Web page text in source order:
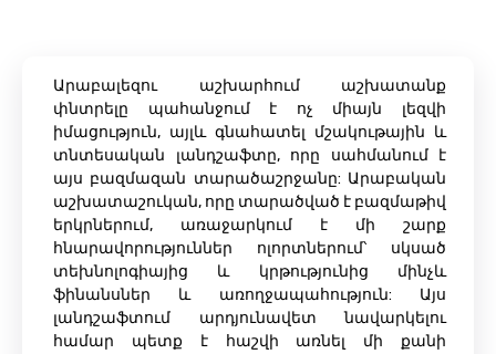
Արաբալեզու աշխարհում աշխատանք
փնտրելը պահանջում է ոչ միայն լեզվի
իմացություն, այլև գնահատել մշակութային և
տնտեսական լանդշաֆտը, որը սահմանում է
այս բազմազան տարածաշրջանը: Արաբական
աշխատաշուկան, որը տարածված է բազմաթիվ
երկրներում, առաջարկում է մի շարք
հնարավորություններ ոլորտներում՝ սկսած
տեխնոլոգիայից և կրթությունից մինչև
ֆինանսներ և առողջապահություն: Այս
լանդշաֆտում արդյունավետ նավարկելու
համար պետք է հաշվի առնել մի քանի